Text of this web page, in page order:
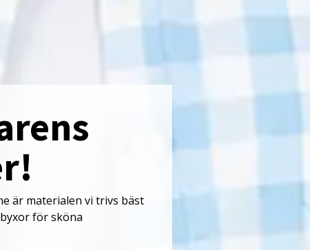
är materialen vi trivs bäst
för sköna